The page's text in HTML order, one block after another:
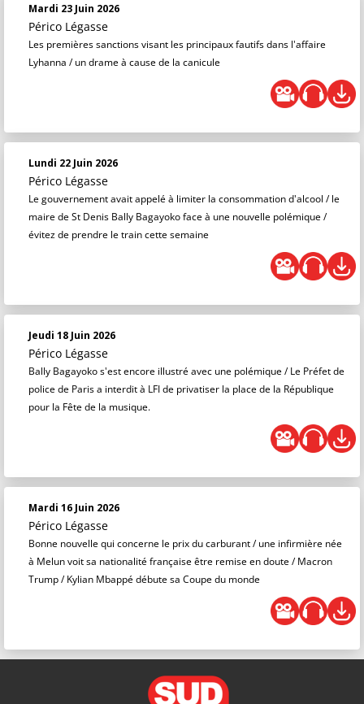
Mardi 23 Juin 2026
Périco Légasse
Les premières sanctions visant les principaux fautifs dans l'affaire
Lyhanna / un drame à cause de la canicule
Lundi 22 Juin 2026
Périco Légasse
Le gouvernement avait appelé à limiter la consommation d'alcool / le
maire de St Denis Bally Bagayoko face à une nouvelle polémique /
évitez de prendre le train cette semaine
Jeudi 18 Juin 2026
Périco Légasse
Bally Bagayoko s'est encore illustré avec une polémique / Le Préfet de
police de Paris a interdit à LFI de privatiser la place de la République
pour la Fête de la musique.
Mardi 16 Juin 2026
Périco Légasse
Bonne nouvelle qui concerne le prix du carburant / une infirmière née
à Melun voit sa nationalité française être remise en doute / Macron
Trump / Kylian Mbappé débute sa Coupe du monde